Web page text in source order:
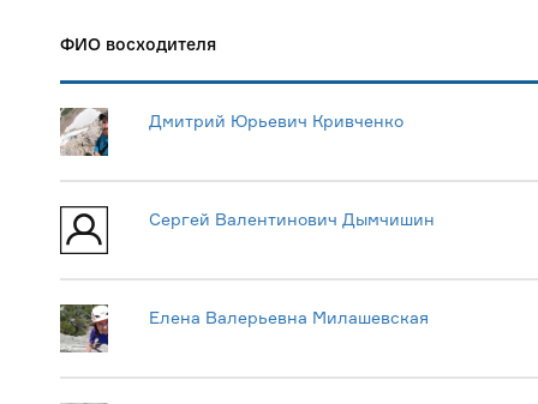
ФИО восходителя
Дмитрий Юрьевич Кривченко
Сергей Валентинович Дымчишин
Елена Валерьевна Милашевская